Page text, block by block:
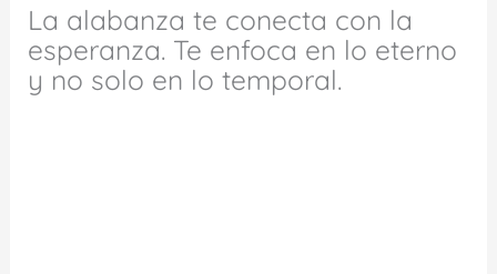
La alabanza te conecta con la
esperanza. Te enfoca en lo eterno
y no solo en lo temporal.